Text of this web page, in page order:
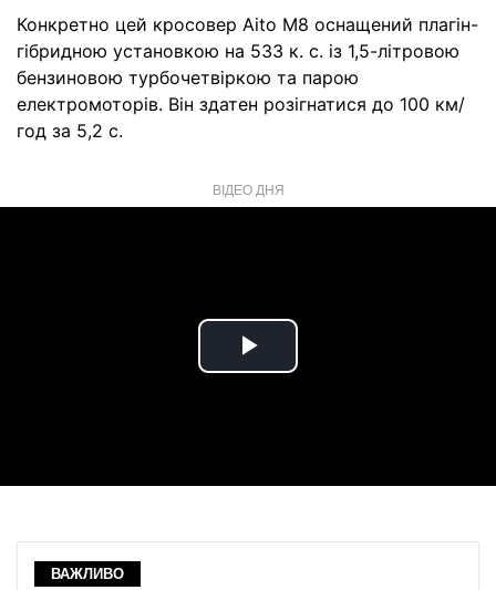
Конкретно цей кросовер Aito M8 оснащений плагін-
гібридною установкою на 533 к. с. із 1,5-літровою
бензиновою турбочетвіркою та парою
електромоторів. Він здатен розігнатися до 100 км/
год за 5,2 с.
ВІДЕО ДНЯ
Play
ВАЖЛИВО